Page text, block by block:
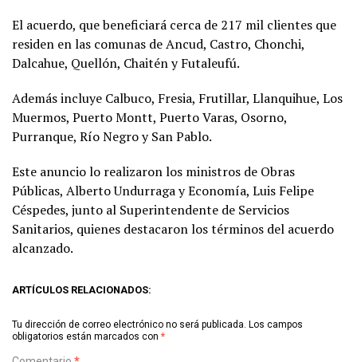
El acuerdo, que beneficiará cerca de 217 mil clientes que
residen en las comunas de Ancud, Castro, Chonchi,
Dalcahue, Quellón, Chaitén y Futaleufú.
Además incluye Calbuco, Fresia, Frutillar, Llanquihue, Los
Muermos, Puerto Montt, Puerto Varas, Osorno,
Purranque, Río Negro y San Pablo.
Este anuncio lo realizaron los ministros de Obras
Públicas, Alberto Undurraga y Economía, Luis Felipe
Céspedes, junto al Superintendente de Servicios
Sanitarios, quienes destacaron los términos del acuerdo
alcanzado.
ARTÍCULOS RELACIONADOS:
Tu dirección de correo electrónico no será publicada. Los campos
obligatorios están marcados con *